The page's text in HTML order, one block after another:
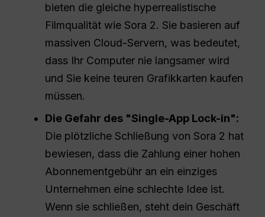
bieten die gleiche hyperrealistische
Filmqualität wie Sora 2. Sie basieren auf
massiven Cloud-Servern, was bedeutet,
dass Ihr Computer nie langsamer wird
und Sie keine teuren Grafikkarten kaufen
müssen.
Die Gefahr des "Single-App Lock-in":
Die plötzliche Schließung von Sora 2 hat
bewiesen, dass die Zahlung einer hohen
Abonnementgebühr an ein einziges
Unternehmen eine schlechte Idee ist.
Wenn sie schließen, steht dein Geschäft